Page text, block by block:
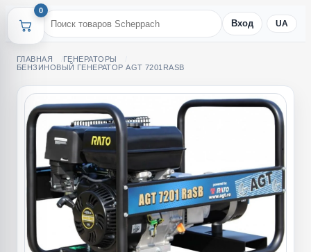
0
Вход UA
ГЛАВНАЯ
ГЕНЕРАТОРЫ
БЕНЗИНОВЫЙ ГЕНЕРАТОР AGT 7201RASB